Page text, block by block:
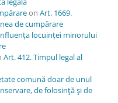
on Art. 1669.
de cumpărare
locuinței minorului
Art. 412. Timpul legal al
comună doar de unul
de folosinţă şi de